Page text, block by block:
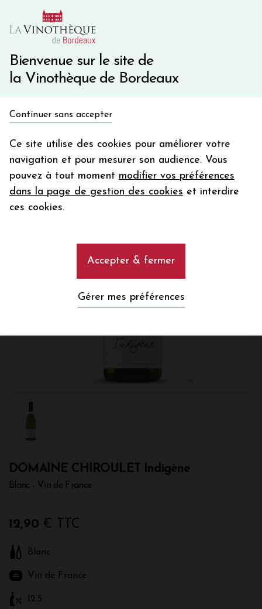
Bienvenue sur le site de
la Vinothèque de Bordeaux
Continuer sans accepter
Ce site utilise des cookies pour améliorer votre
navigation et pour mesurer son audience. Vous
pouvez à tout moment modifier vos préférences
dans la page de gestion des cookies et interdire
ces cookies.
Accepter & fermer
Gérer mes préférences
10€ de remise immédiate sur votre première commande
Une question ?
DOMAINE CHIROULET Indigène
Blanc - Vin de France
12,90 € TTC
Blanc
Vin de France
12.5
en bon d'achat
Votre
email
En m’abonnant, j’accepte de recevoir la newsletter de la